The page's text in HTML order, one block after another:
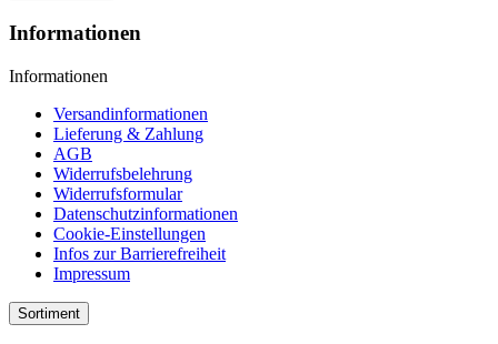
Informationen
Informationen
Versandinformationen
Lieferung & Zahlung
AGB
Widerrufsbelehrung
Widerrufsformular
Datenschutzinformationen
Cookie-Einstellungen
Infos zur Barrierefreiheit
Impressum
Sortiment